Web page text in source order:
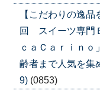
【こだわりの逸
回 スイーツ専門
ｃａＣａｒｉｎｏ
齢者まで人気を集
9) (0853)